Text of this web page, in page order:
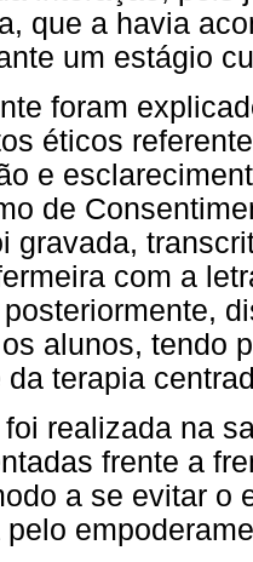
que a havia
um estágio
foram
éticos
e
de
gravada,
com a
alunos, tendo
da terapia
realizada na
frente a
a se evitar o